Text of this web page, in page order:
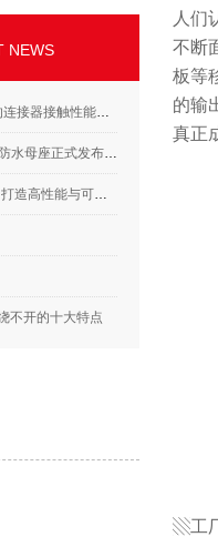
NEWS
支持 40Gbps 以上信号传输的连接器接触性能要求解析
突破环境极限：全新TYPE-C防水母座正式发布，满足高标准应用需求
TYPE-C 防水母座新品上市，打造高性能与可靠性的完美结合
不开的十大特点
人们
不断
板等
的输
真正
▧工